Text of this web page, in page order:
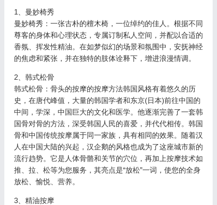
1、曼妙椅秀
曼妙椅秀：一张古朴的檀木椅，一位绰约的佳人。根据不同
尊客的身体和心理状态，专属订制私人空间，并配以合适的
香氛、挥发性精油。在如梦似幻的场景和氛围中，安抚神经
的焦虑和紧张，并在独特的肢体诠释下，增进浪漫情调。
2、韩式松骨
韩式松骨：骨头的按摩的按摩方法韩国风格有着悠久的历
史，在唐代峰值，大量的韩国学者和东京(日本)前往中国的
中间，学深，中国巨大的文化和医学。他逐渐完善了一套韩
国骨对骨的方法，深受韩国人民的喜爱，并代代相传。韩国
骨和中国传统按摩属于同一家族，具有相同的效果。随着汉
人在中国大陆的兴起，汉企鹅的风格也成为了这座城市新的
流行趋势。它是人体骨骼和关节的穴位，再加上按摩技术如
推、拉、松等为您服务，其亮点是“放松”一词，使您的全身
放松、愉悦、营养。
3、精油按摩